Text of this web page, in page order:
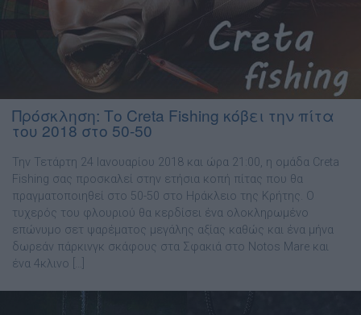
Πρόσκληση: Το Creta Fishing κόβει την πίτα
του 2018 στο 50-50
Την Τετάρτη 24 Ιανουαρίου 2018 και ώρα 21:00, η ομάδα Creta
Fishing σας προσκαλεί στην ετήσια κοπή πίτας που θα
πραγματοποιηθεί στο 50-50 στο Ηράκλειο της Κρήτης. Ο
τυχερός του φλουριού θα κερδίσει ένα ολοκληρωμένο
επώνυμο σετ ψαρέματος μεγάλης αξίας καθώς και ένα μήνα
δωρεάν πάρκινγκ σκάφους στα Σφακιά στο Notos Mare και
ένα 4κλινο […]